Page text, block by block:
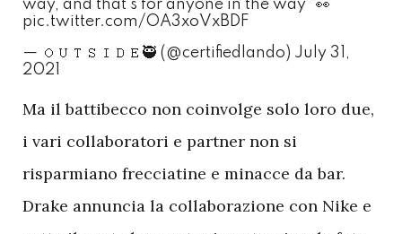
way, and that's for anyone in the way" 👀
pic.twitter.com/OA3xoVxBDF
— 𝙾𝚄𝚃𝚂𝙸𝙳𝙴🥷 (@certifiedlando) July 31,
2021
Ma il battibecco non coinvolge solo loro due,
i vari collaboratori e partner non si
risparmiano frecciatine e minacce da bar.
Drake annuncia la collaborazione con Nike e